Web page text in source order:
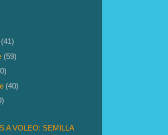
(41)
(59)
(40)
A VOLEO: SEMILLA